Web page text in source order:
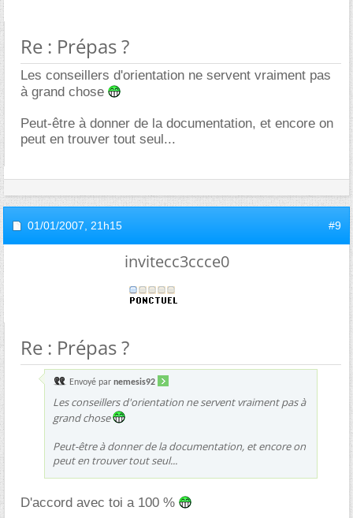
Re : Prépas ?
Les conseillers d'orientation ne servent vraiment pas
à grand chose
Peut-être à donner de la documentation, et encore on
peut en trouver tout seul...
01/01/2007, 21h15 #9
invitecc3ccce0
Re : Prépas ?
Envoyé par nemesis92
Les conseillers d'orientation ne servent vraiment pas à
grand chose
Peut-être à donner de la documentation, et encore on
peut en trouver tout seul...
D'accord avec toi a 100 %